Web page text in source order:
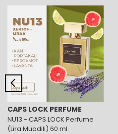
CAPS LOCK PERFUME
NU13 - CAPS LOCK Perfume
(Lira Muadili) 60 ml.